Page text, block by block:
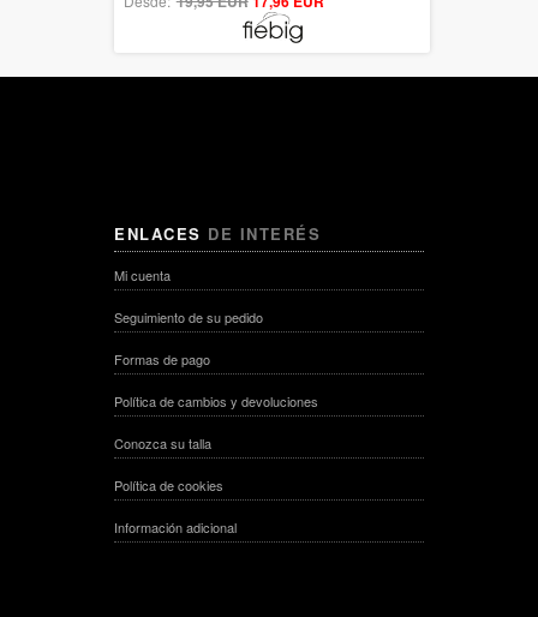
ENLACES DE INTERÉS
Mi cuenta
Seguimiento de su pedido
Formas de pago
Política de cambios y devoluciones
Conozca su talla
Política de cookies
Información adicional